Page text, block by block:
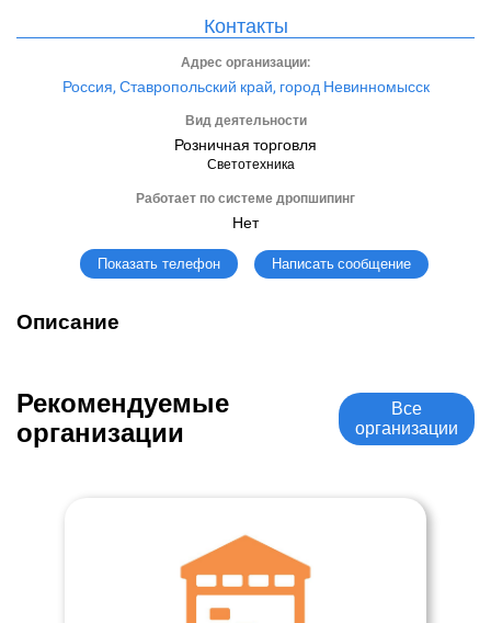
Контакты
Адрес организации:
Россия, Ставропольский край, город Невинномысск
Вид деятельности
Розничная торговля
Светотехника
Работает по системе дропшипинг
Нет
Показать телефон Написать сообщение
Описание
Рекомендуемые
организации
Все
организации